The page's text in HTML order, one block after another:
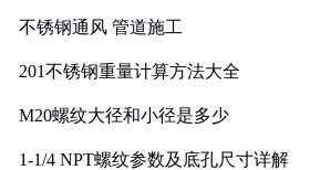
不锈钢通风 管道施工
201不锈钢重量计算方法大全
M20螺纹大径和小径是多少
1-1/4 NPT螺纹参数及底孔尺寸详解